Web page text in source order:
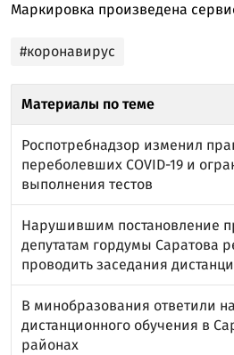
Маркировка произведена
#коронавирус
Материалы по теме
Роспотребнадзор изменил
переболевших COVID-19 и
выполнения тестов
Нарушившим постановление
депутатам гордумы Саратова
проводить заседания
В минобразования ответили
дистанционного обучения в
районах